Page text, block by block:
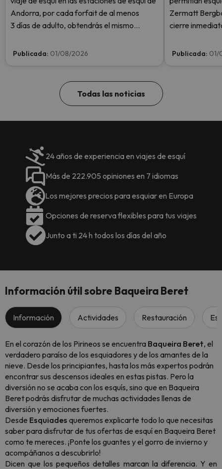
Andorra, por cada forfait de al menos
3 días de adulto, obtendrás el mismo
totalmente GRATIS. Entra e infórmate
Publicada: 01/08/2026
Zermatt
cierre
sin llegar
Publicada: 01/
Todas las noticias
24 años de experiencia en viajes de esquí
Más de 222.905 opiniones en 7 idiomas
Los mejores precios para esquiar en Europa
Opciones de reserva flexibles para tus viajes
Junto a ti 24 h todos los días del año
Información útil sobre Baqueira Beret
Información Actividades Restauración
En el corazón de los Pirineos se encuentra Baqueira Beret, el
verdadero paraíso de los esquiadores y de los amantes de la
nieve. Desde los principiantes, hasta los más expertos podrán
encontrar sus descensos ideales en estas pistas. Pero la
diversión no se acaba con los esquís, sino que en Baqueira
Beret podrás disfrutar de muchas actividades llenas de
diversión y emociones fuertes.
Desde Esquiades queremos explicarte todo lo que necesitas
saber para disfrutar de tus ofertas de esquí en Baqueira Beret
como te mereces. ¡Ponte los guantes y el gorro de invierno y
acompáñanos a descubrirlo!
Dicen que los pequeños detalles marcan la diferencia. Y en